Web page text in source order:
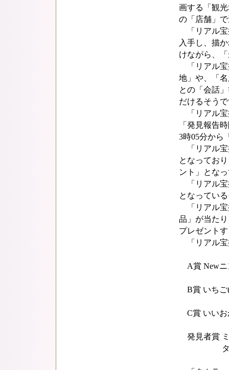
画する「観
の「店舗」
「リアル宝
入手し、描
けながら、
「リアル宝
地」や、「
との「会話
だけるそう
「リアル宝
「発見報告
3時05分から
「リアル宝
となってお
ント」とな
「リアル宝
となってい
「リアル宝
品」が当た
プレゼント
「リアル宝
A賞 Newニ
B賞 いちご
C賞 いいお
発見者賞
タカラッ